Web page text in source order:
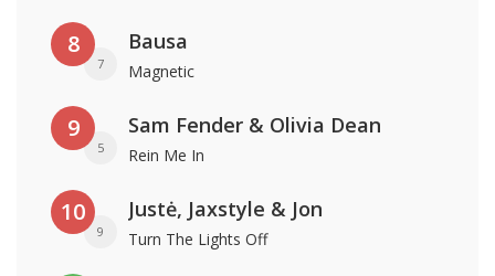
8
7
Bausa
Magnetic
9
5
Sam Fender & Olivia Dean
Rein Me In
10
9
Justė, Jaxstyle & Jon
Turn The Lights Off